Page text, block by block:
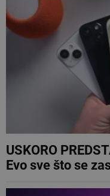
USKORO
Evo sve što se